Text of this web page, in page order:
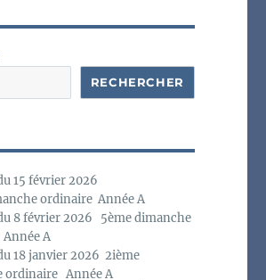
RECHERCHER
15 février 2026
ordinaire Année A
8 février 2026 5ème dimanche
A
18 janvier 2026 2ième
ordinaire Année A